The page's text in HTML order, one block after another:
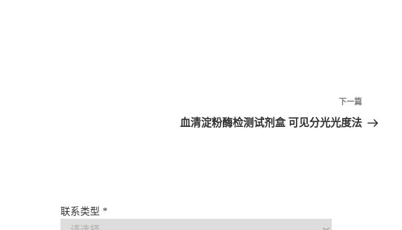
下一篇
血清淀粉酶检测试剂盒 可见分光光度法
联系类型 *